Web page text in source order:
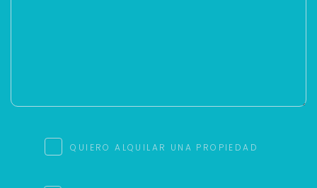
QUIERO ALQUILAR UNA PROPIEDAD